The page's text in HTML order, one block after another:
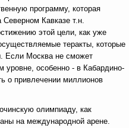
программу, которая
Кавказе т.н.
этой цели, как уже
теракты, которые
Если Москва не сможет
уровне, особенно - в Кабардино-
о привлечении миллионов
олимпиаду, как
на международной арене.